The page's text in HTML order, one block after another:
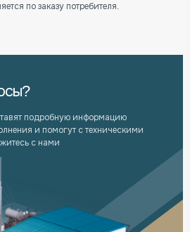
по заказу потребителя.
подробную информацию
и помогут с техническими
с нами